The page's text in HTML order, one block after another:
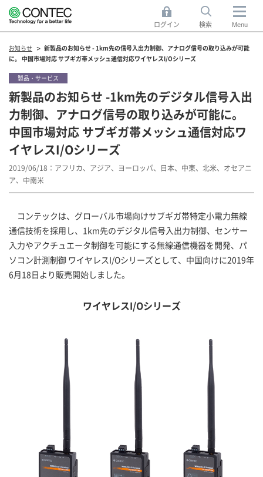
ログイン 検索 Menu
お知らせ
新製品のお知らせ - 1km先の信号入出力制御、アナログ信号の取り込みが可能
に。 中国市場対応 サブギガ帯メッシュ通信対応ワイヤレスI/Oシリーズ
新製品のお知らせ -1km先のデジタル信号入出
力制御、アナログ信号の取り込みが可能に。
中国市場対応 サブギガ帯メッシュ通信対応ワ
イヤレスI/Oシリーズ
製品・サービス
2019/06/18
アフリカ、アジア、ヨーロッパ、日本、中東、北米、オセアニ
ア、中南米
コンテックは、グローバル市場向けサブギガ帯特定小電力無線
通信技術を採用し、1km先のデジタル信号入出力制御、センサー
入力やアクチュエータ制御を可能にする無線通信機器を開発、パ
ソコン計測制御 ワイヤレスI/Oシリーズとして、中国向けに2019年
6月18日より販売開始しました。
ワイヤレスI/Oシリーズ